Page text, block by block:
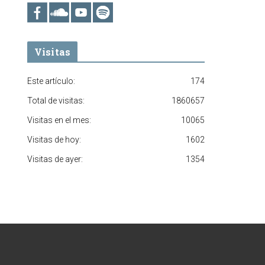
Visitas
174
Este artículo:
1860657
Total de visitas:
10065
Visitas en el mes:
1602
Visitas de hoy:
1354
Visitas de ayer: